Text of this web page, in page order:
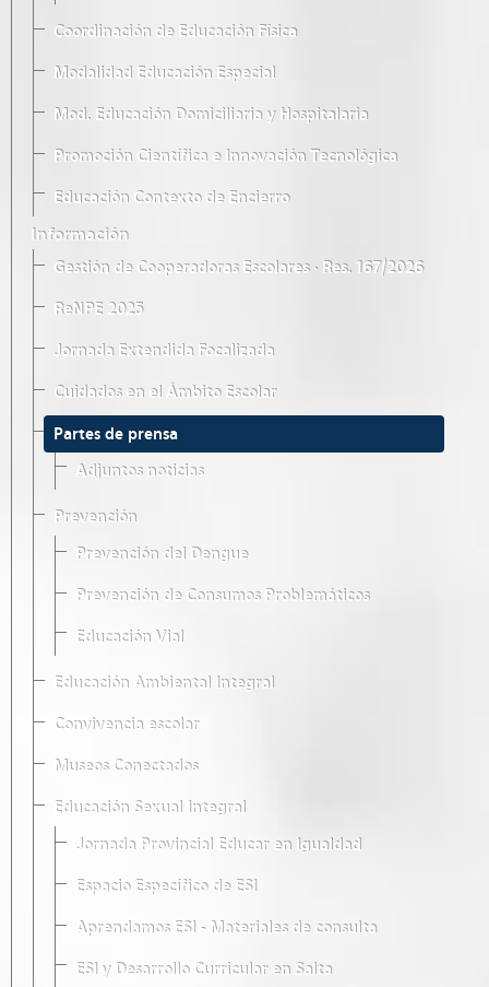
Coordinación de Educación Física
Modalidad Educación Especial
Mod. Educación Domiciliaria y Hospitalaria
Promoción Científica e Innovación Tecnológica
Educación Contexto de Encierro
Información
Gestión de Cooperadoras Escolares · Res. 167/2026
ReNPE 2025
Jornada Extendida Focalizada
Cuidados en el Ámbito Escolar
Partes de prensa
Adjuntos noticias
Prevención
Prevención del Dengue
Prevención de Consumos Problemáticos
Educación Vial
Educación Ambiental Integral
Convivencia escolar
Museos Conectados
Educación Sexual Integral
Jornada Provincial Educar en Igualdad
Espacio Específico de ESI
Aprendamos ESI - Materiales de consulta
ESI y Desarrollo Curricular en Salta